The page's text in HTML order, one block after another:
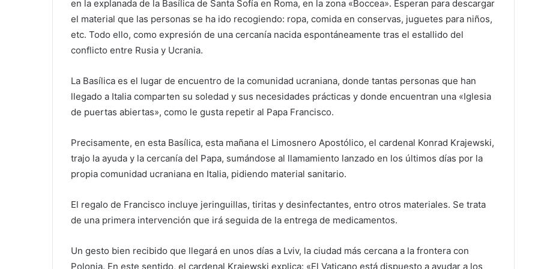
en la explanada de la Basílica de Santa Sofía en Roma, en la zona «Boccea». Esperan para descargar
el material que las personas se ha ido recogiendo: ropa, comida en conservas, juguetes para niños,
etc. Todo ello, como expresión de una cercanía nacida espontáneamente tras el estallido del
conflicto entre Rusia y Ucrania.
La Basílica es el lugar de encuentro de la comunidad ucraniana, donde tantas personas que han
llegado a Italia comparten su soledad y sus necesidades prácticas y donde encuentran una «Iglesia
de puertas abiertas», como le gusta repetir al Papa Francisco.
Precisamente, en esta Basílica, esta mañana el Limosnero Apostólico, el cardenal Konrad Krajewski,
trajo la ayuda y la cercanía del Papa, sumándose al llamamiento lanzado en los últimos días por la
propia comunidad ucraniana en Italia, pidiendo material sanitario.
El regalo de Francisco incluye jeringuillas, tiritas y desinfectantes, entro otros materiales. Se trata
de una primera intervención que irá seguida de la entrega de medicamentos.
Un gesto bien recibido que llegará en unos días a Lviv, la ciudad más cercana a la frontera con
Polonia. En este sentido, el cardenal Krajewski explica: «El Vaticano está dispuesto a ayudar a los